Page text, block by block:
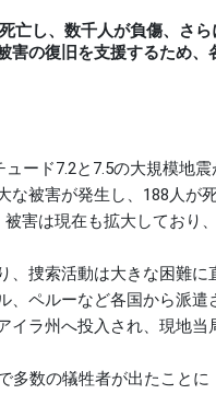
亡し、数千人が負傷、さ
の復旧を支援するため
ード7.2と7.5の大規模地
被害が発生し、188人が
害は現在も拡大しており
捜索活動は大きな困難
ペルーなど各国から派
ラ州へ投入され、現地当
多数の犠牲者が出たこと